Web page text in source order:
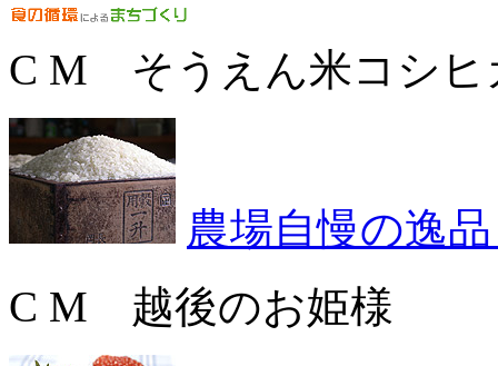
C M そうえん米コシヒ
農場自慢の逸
C M 越後のお姫様